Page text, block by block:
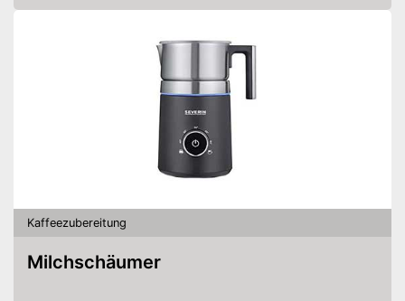
Kaffeezubereitung
Milchschäumer